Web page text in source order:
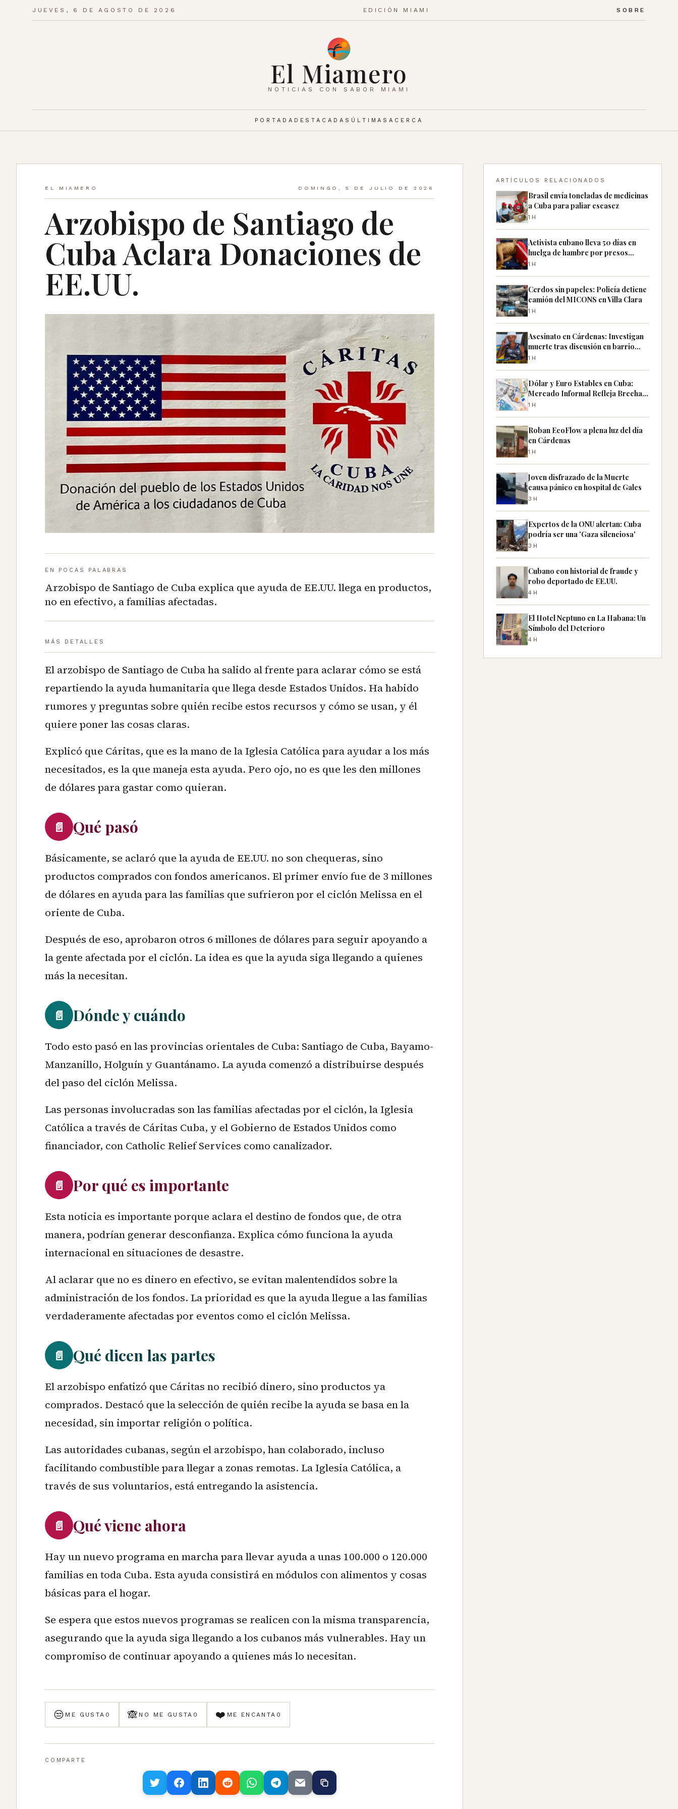
JUEVES, 6 DE AGOSTO DE 2026 EDICIÓN MIAMI SOBRE
El Miamero
NOTICIAS CON SABOR MIAMI
PORTADA DESTACADAS ÚLTIMASACERCA
EL MIAMERO DOMINGO, 5 DE JULIO DE 2026
Arzobispo de Santiago de
Cuba Aclara Donaciones de
EE.UU.
EN POCAS PALABRAS
Arzobispo de Santiago de Cuba explica que ayuda de EE.UU. llega en productos,
no en efectivo, a familias afectadas.
MÁS DETALLES
El arzobispo de Santiago de Cuba ha salido al frente para aclarar cómo se está
repartiendo la ayuda humanitaria que llega desde Estados Unidos. Ha habido
rumores y preguntas sobre quién recibe estos recursos y cómo se usan, y él
quiere poner las cosas claras.
Explicó que Cáritas, que es la mano de la Iglesia Católica para ayudar a los más
necesitados, es la que maneja esta ayuda. Pero ojo, no es que les den millones
de dólares para gastar como quieran.
📄 Qué pasó
Básicamente, se aclaró que la ayuda de EE.UU. no son chequeras, sino
productos comprados con fondos americanos. El primer envío fue de 3 millones
de dólares en ayuda para las familias que sufrieron por el ciclón Melissa en el
oriente de Cuba.
Después de eso, aprobaron otros 6 millones de dólares para seguir apoyando a
la gente afectada por el ciclón. La idea es que la ayuda siga llegando a quienes
más la necesitan.
📄 Dónde y cuándo
Todo esto pasó en las provincias orientales de Cuba: Santiago de Cuba, Bayamo-
Manzanillo, Holguín y Guantánamo. La ayuda comenzó a distribuirse después
del paso del ciclón Melissa.
Las personas involucradas son las familias afectadas por el ciclón, la Iglesia
Católica a través de Cáritas Cuba, y el Gobierno de Estados Unidos como
financiador, con Catholic Relief Services como canalizador.
📄 Por qué es importante
Esta noticia es importante porque aclara el destino de fondos que, de otra
manera, podrían generar desconfianza. Explica cómo funciona la ayuda
internacional en situaciones de desastre.
Al aclarar que no es dinero en efectivo, se evitan malentendidos sobre la
administración de los fondos. La prioridad es que la ayuda llegue a las familias
verdaderamente afectadas por eventos como el ciclón Melissa.
📄 Qué dicen las partes
El arzobispo enfatizó que Cáritas no recibió dinero, sino productos ya
comprados. Destacó que la selección de quién recibe la ayuda se basa en la
necesidad, sin importar religión o política.
Las autoridades cubanas, según el arzobispo, han colaborado, incluso
facilitando combustible para llegar a zonas remotas. La Iglesia Católica, a
través de sus voluntarios, está entregando la asistencia.
📄 Qué viene ahora
Hay un nuevo programa en marcha para llevar ayuda a unas 100.000 o 120.000
familias en toda Cuba. Esta ayuda consistirá en módulos con alimentos y cosas
básicas para el hogar.
Se espera que estos nuevos programas se realicen con la misma transparencia,
asegurando que la ayuda siga llegando a los cubanos más vulnerables. Hay un
compromiso de continuar apoyando a quienes más lo necesitan.
😒 ME GUSTA 0 🙈 NO ME GUSTA 0 ❤️ ME ENCANTA 0
COMPARTE
ARTÍCULOS RELACIONADOS
Brasil envía toneladas de medicinas
a Cuba para paliar escasez
1H
Activista cubano lleva 50 días en
huelga de hambre por presos
políticos
1H
Cerdos sin papeles: Policía detiene
camión del MICONS en Villa Clara
1H
Asesinato en Cárdenas: Investigan
muerte tras discusión en barrio
Refinería
1H
Dólar y Euro Estables en Cuba:
Mercado Informal Refleja Brecha
Cambiaria
1H
Roban EcoFlow a plena luz del día
en Cárdenas
1H
Joven disfrazado de la Muerte
causa pánico en hospital de Gales
3H
Expertos de la ONU alertan: Cuba
podría ser una 'Gaza silenciosa'
3H
Cubano con historial de fraude y
robo deportado de EE.UU.
4H
El Hotel Neptuno en La Habana: Un
Símbolo del Deterioro
4H